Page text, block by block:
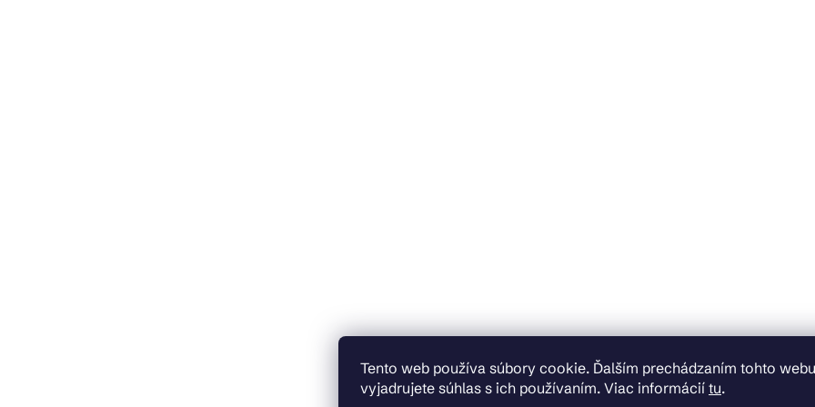
Tento web používa súbory cookie. Ďalším prechádzaním tohto webu
vyjadrujete súhlas s ich používaním. Viac informácií tu.